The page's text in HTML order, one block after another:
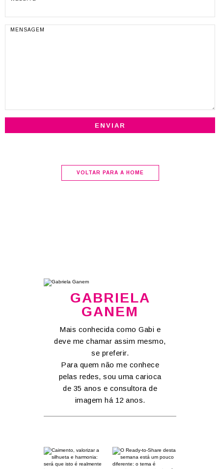
VOLTAR PARA A HOME
GABRIELA
GANEM
Mais conhecida como Gabi e
deve me chamar assim mesmo,
se preferir.
Para quem não me conhece
pelas redes, sou uma carioca
de 35 anos e consultora de
imagem há 12 anos.